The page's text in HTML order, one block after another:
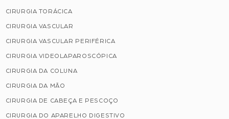
CIRURGIA TORÁCICA
CIRURGIA VASCULAR
CIRURGIA VASCULAR PERIFÉRICA
CIRURGIA VIDEOLAPAROSCÓPICA
CIRURGIA DA COLUNA
CIRURGIA DA MÃO
CIRURGIA DE CABEÇA E PESCOÇO
CIRURGIA DO APARELHO DIGESTIVO